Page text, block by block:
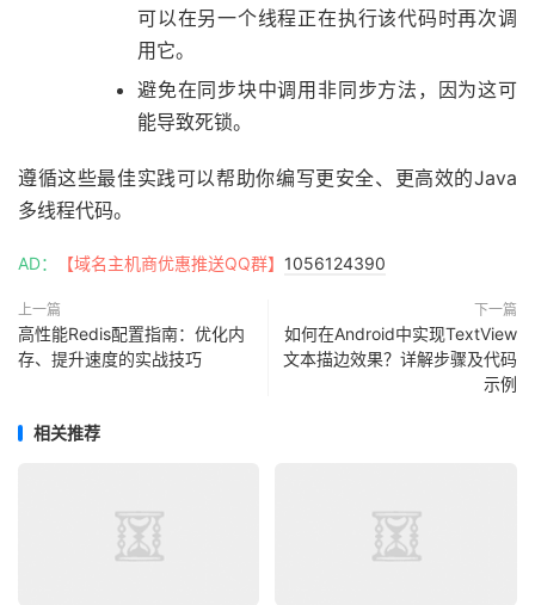
可以在另一个线程正在执行该代码时再次调
用它。
避免在同步块中调用非同步方法，因为这可
能导致死锁。
遵循这些最佳实践可以帮助你编写更安全、更高效的Java
多线程代码。
AD： 【域名主机商优惠推送QQ群】 1056124390
上一篇
高性能Redis配置指南：优化内
存、提升速度的实战技巧
下一篇
如何在Android中实现TextView
文本描边效果？详解步骤及代码
示例
相关推荐